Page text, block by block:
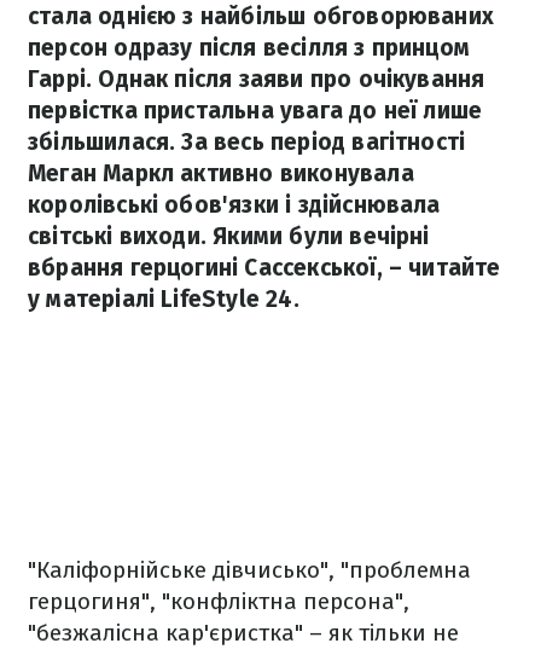
стала однією з найбільш обговорюваних
персон одразу після весілля з принцом
Гаррі. Однак після заяви про очікування
первістка пристальна увага до неї лише
збільшилася. За весь період вагітності
Меган Маркл активно виконувала
королівські обов'язки і здійснювала
світські виходи. Якими були вечірні
вбрання герцогині Сассекської, – читайте
у матеріалі LifeStyle 24.
"Каліфорнійське дівчисько", "проблемна
герцогиня", "конфліктна персона",
"безжалісна кар'єристка" – як тільки не